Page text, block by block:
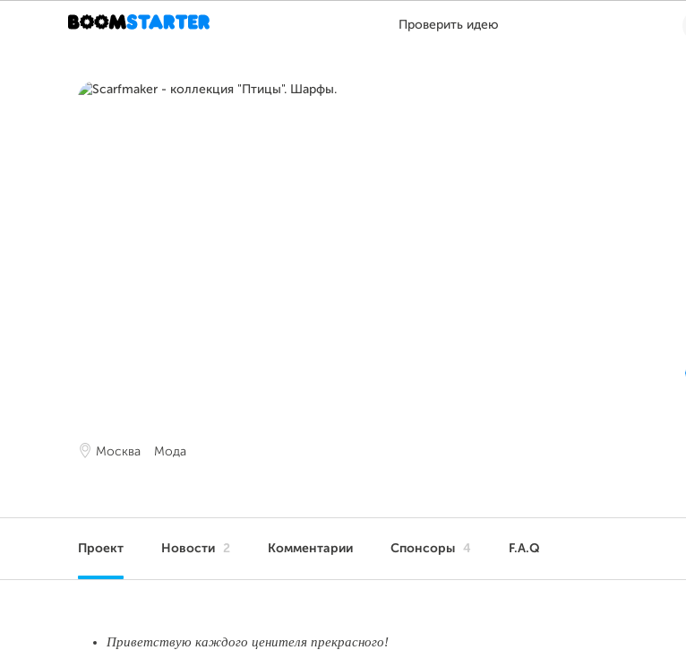
Проверить идею
Москва Мода
Проект Новости 2 Комментарии Спонсоры 4 F.A.Q
Приветствую каждого ценителя прекрасного!